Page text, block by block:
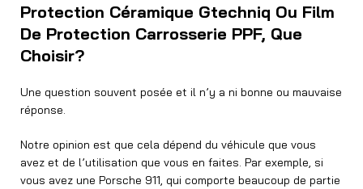
Protection Céramique Gtechniq Ou Film
De Protection Carrosserie PPF, Que
Choisir?
Une question souvent posée et il n’y a ni bonne ou mauvaise
réponse.
Notre opinion est que cela dépend du véhicule que vous
avez et de l’utilisation que vous en faites. Par exemple, si
vous avez une Porsche 911, qui comporte beaucoup de partie